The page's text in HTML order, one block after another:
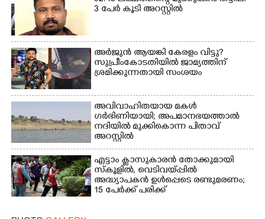
3 പേർ കൂടി അറസ്റ്റിൽ
അർജുൻ ആയങ്കി കേരളം വിട്ടു?
സുപ്രീംകോടതിയിൽ ജാമ്യത്തിന്
ശ്രമിക്കുന്നതായി സംശയം
അവിവാഹിതയായ മകൾ
ഗർഭിണിയായി; അപമാനഭയത്താൽ
നദിയിൽ മുക്കികൊന്ന പിതാവ്
അറസ്റ്റിൽ
എട്ടാം ക്ളാസുകാരൻ തോക്കുമായി
സ്കൂളിൽ, വെടിവയ്പ്പിൽ
അദ്ധ്യാപകൻ ഉൾപ്പെടെ രണ്ടുമരണം;
15 പേർക്ക് പരിക്ക്